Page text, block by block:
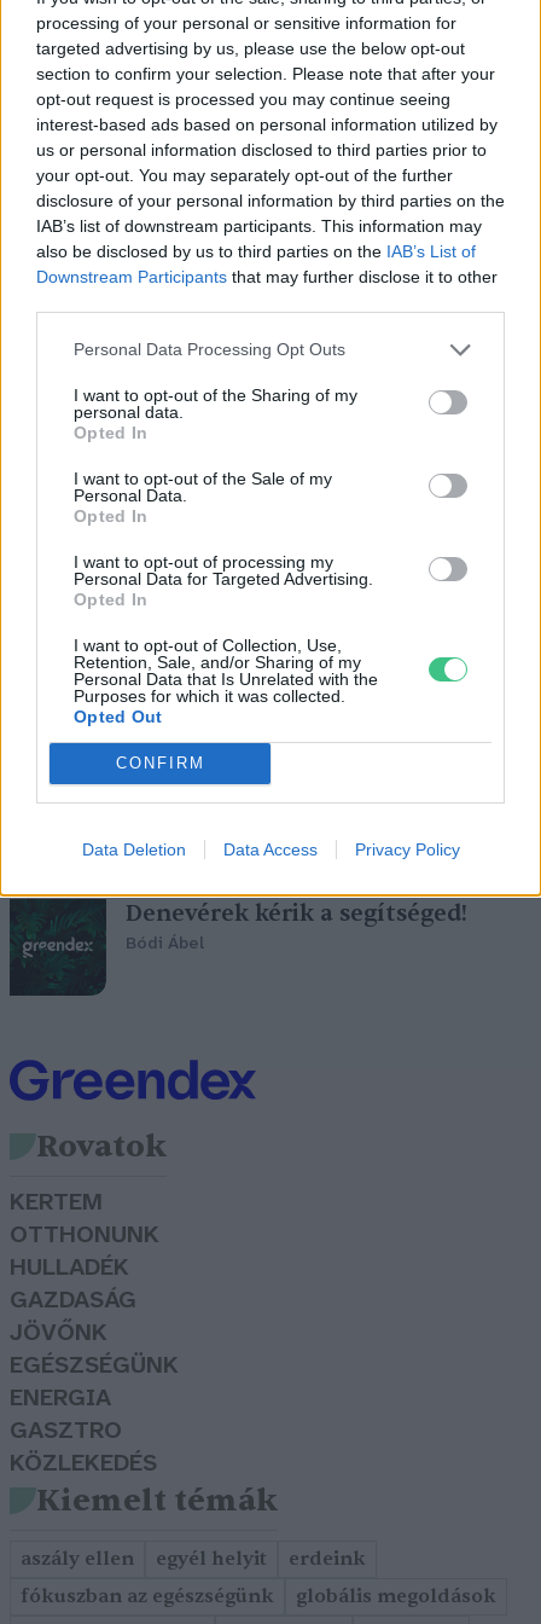
processing of your personal or sensitive information for
targeted advertising by us, please use the below opt-out
section to confirm your selection. Please note that after your
opt-out request is processed you may continue seeing
interest-based ads based on personal information utilized by
us or personal information disclosed to third parties prior to
your opt-out. You may separately opt-out of the further
disclosure of your personal information by third parties on the
IAB’s list of downstream participants. This information may
also be disclosed by us to third parties on the IAB’s List of
Downstream Participants that may further disclose it to other
Personal Data Processing Opt Outs
I want to opt-out of the Sharing of my
personal data.
Opted In
I want to opt-out of the Sale of my
Personal Data.
Opted In
I want to opt-out of processing my
Personal Data for Targeted Advertising.
Opted In
I want to opt-out of Collection, Use,
Retention, Sale, and/or Sharing of my
Personal Data that Is Unrelated with the
Purposes for which it was collected.
Opted Out
CONFIRM
Data Deletion Data Access Privacy Policy
denevérek a városokban?
Greendex Szemle
Ismét látogatható a Fagyos-
barlang a Lengyel-Tátrában
Greendex Szemle
Ragasztós csapdából szabadítottak
ki egy denevért
Növényporzó denevérek, a jövő
múzeuma és egy vadonatúj
iskolakoncepció
Greendex Szemle
Az élet nem csak lógás:
pillantsunk be a denevérek
világába!
Denevérek kérik a segítséged!
Bódi Ábel
Rovatok
KERTEM
OTTHONUNK
HULLADÉK
GAZDASÁG
JÖVŐNK
EGÉSZSÉGÜNK
ENERGIA
GASZTRO
KÖZLEKEDÉS
Kiemelt témák
aszály ellen egyél helyit
erdeink
fókuszban az egészségünk
globális megoldások